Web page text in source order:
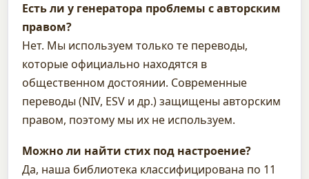
Есть ли у генератора проблемы с авторским
правом?
Нет. Мы используем только те переводы,
которые официально находятся в
общественном достоянии. Современные
переводы (NIV, ESV и др.) защищены авторским
правом, поэтому мы их не используем.
Можно ли найти стих под настроение?
Да, наша библиотека классифицирована по 11